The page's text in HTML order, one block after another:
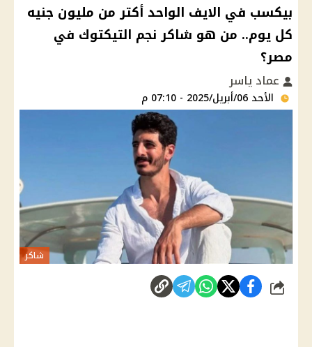
بيكسب في الايف الواحد أكتر من مليون جنيه
كل يوم.. من هو شاكر نجم التيكتوك في
مصر؟
عماد ياسر
الأحد 06/أبريل/2025 - 07:10 م
شاكر
شارك